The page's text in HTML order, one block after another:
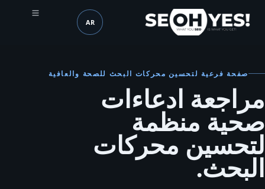
SEOH اللغة (mobile header)
AR
صفحة فرعية لتحسين محركات البحث للصحة والعافية
مراجعة ادعاءات
صحية منظمة
لتحسين محركات
البحث.